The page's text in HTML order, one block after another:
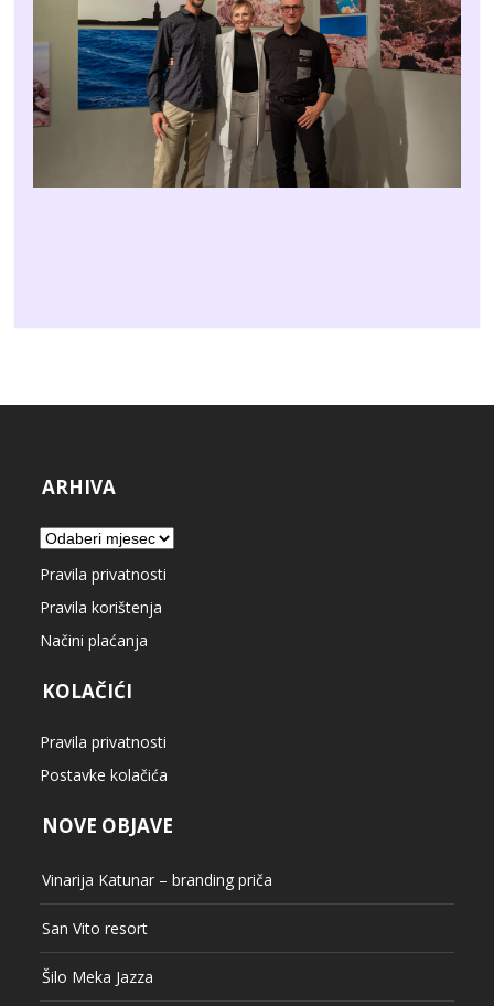
ARHIVA
Arhiva
Pravila privatnosti
Pravila korištenja
Načini plaćanja
KOLAČIĆI
Pravila privatnosti
Postavke kolačića
NOVE OBJAVE
Vinarija Katunar – branding priča
San Vito resort
Šilo Meka Jazza